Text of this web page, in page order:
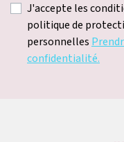
J'accepte les
politique de
personnelles
confidentialité.